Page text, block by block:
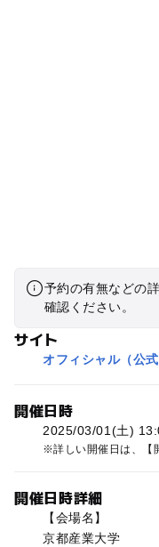
予約の有無などの
確認ください。
サイト
オフィシャル（公
開催日時
2025/03/01(土)
詳しい開催日は、【
開催日時詳細
【会場名】
京都産業大学